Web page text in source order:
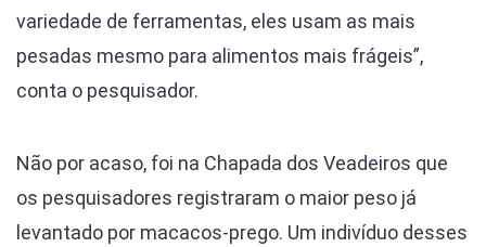
variedade de ferramentas, eles usam as mais
pesadas mesmo para alimentos mais frágeis”,
conta o pesquisador.
Não por acaso, foi na Chapada dos Veadeiros que
os pesquisadores registraram o maior peso já
levantado por macacos-prego. Um indivíduo desses